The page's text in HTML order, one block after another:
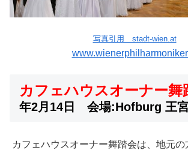
写真引用 stadt-wien.at
カフェハウスオーナー舞
年2月14日 会場:Hofburg 王
カフェハウスオーナー舞踏会は、地元